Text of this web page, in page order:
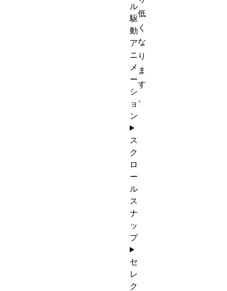
低
く
な
り
ま
す
。
ル
駆
動
ア
ニ
メ
ー
シ
ョ
ン
ス
ク
ロ
ー
ル
ス
ナ
ッ
プ
セ
レ
ク